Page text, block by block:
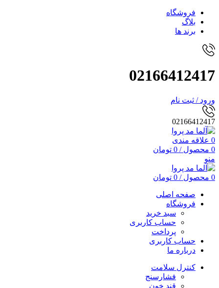
فروشگاه
بلاگ
برند ها
02166412417
ورود / ثبت نام
02166412417
0 علاقه مندی
0 محصول /
0 تومان
منو
0 محصول /
0 تومان
صفحه اصلی
فروشگاه
سبد خرید
حساب کاربری
پرداخت
حساب کاربری
درباره ما
کنترل سلامت
فشارسنج
قند خون